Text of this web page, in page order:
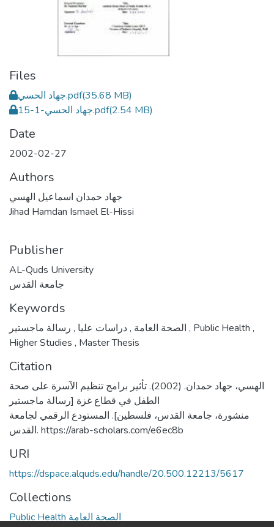
Files
جهاد الحسي.pdf(35.68 MB)
جهاد الحسي-1-15.pdf(2.54 MB)
Date
2002-02-27
Authors
جهاد حمدان اسماعيل الهسي
Jihad Hamdan Ismael El-Hissi
Publisher
AL-Quds University
جامعة القدس
Keywords
الصحة العامة ,دراسات عليا , , Public Health ,
Higher Studies , Master Thesis
Citation
الهسي، جهاد حمدان. (2002). تأثير برامج تنظيم الآسرة على صحة
الطفل في قطاع غزة [رسالة ماجستير
منشورة، جامعة القدس، فلسطين]. المستودع الرقمي لجامعة
القدس. https://arab-scholars.com/e6ec8b
URI
https://dspace.alquds.edu/handle/20.500.12213/5617
Collections
Public Health الصحة العامة